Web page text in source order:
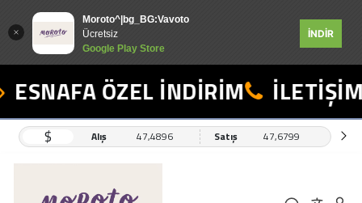
Moroto^|bg_BG:Vavoto
Ücretsiz
Google Play Store
İNDİR
ESNAFA ÖZEL İNDİRİM
$ Alış 47,4896 Satış 47,6799